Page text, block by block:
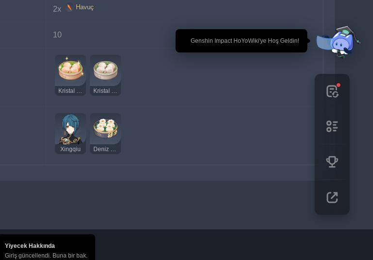
🎉 Genshin Impact HoYoWiki'ye Hoş Geldin!
2x Havuç
10
Kristal Karides (Lezzetli) Kristal Karides (Tuhaf)
Xingqiu Deniz Bohçaları
Yiyecek Hakkında
Giriş güncellendi. Buna bir bak.